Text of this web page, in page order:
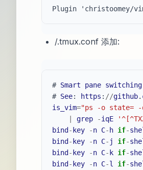
/.tmux.conf 添加:
# Smart pane switching
# See: https : //github.
is_vim="ps -o state=
grep -iqE '
bind - key -n C- h if-
bind - key -n C- j if-
bind - key -n C- k if-
bind - key -n C-l if-